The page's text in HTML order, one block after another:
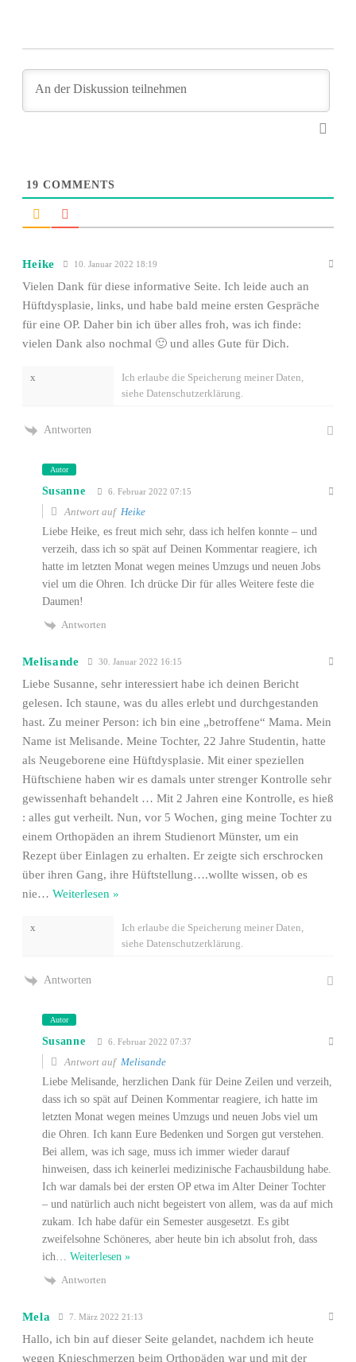
19 COMMENTS
Heike 10. Januar 2022 18:19
Vielen Dank für diese informative Seite. Ich leide auch an
Hüftdysplasie, links, und habe bald meine ersten Gespräche
für eine OP. Daher bin ich über alles froh, was ich finde:
vielen Dank also nochmal 🙂 und alles Gute für Dich.
x
Ich erlaube die Speicherung meiner Daten,
siehe Datenschutzerklärung.
Antworten
Autor
Susanne 6. Februar 2022 07:15
Antwort auf Heike
Liebe Heike, es freut mich sehr, dass ich helfen konnte – und
verzeih, dass ich so spät auf Deinen Kommentar reagiere, ich
hatte im letzten Monat wegen meines Umzugs und neuen Jobs
viel um die Ohren. Ich drücke Dir für alles Weitere feste die
Daumen!
Antworten
Melisande 30. Januar 2022 16:15
Liebe Susanne, sehr interessiert habe ich deinen Bericht
gelesen. Ich staune, was du alles erlebt und durchgestanden
hast. Zu meiner Person: ich bin eine „betroffene“ Mama. Mein
Name ist Melisande. Meine Tochter, 22 Jahre Studentin, hatte
als Neugeborene eine Hüftdysplasie. Mit einer speziellen
Hüftschiene haben wir es damals unter strenger Kontrolle sehr
gewissenhaft behandelt … Mit 2 Jahren eine Kontrolle, es hieß
: alles gut verheilt. Nun, vor 5 Wochen, ging meine Tochter zu
einem Orthopäden an ihrem Studienort Münster, um ein
Rezept über Einlagen zu erhalten. Er zeigte sich erschrocken
über ihren Gang, ihre Hüftstellung….wollte wissen, ob es
nie… Weiterlesen »
x
Ich erlaube die Speicherung meiner Daten,
siehe Datenschutzerklärung.
Antworten
Autor
Susanne 6. Februar 2022 07:37
Antwort auf Melisande
Liebe Melisande, herzlichen Dank für Deine Zeilen und verzeih,
dass ich so spät auf Deinen Kommentar reagiere, ich hatte im
letzten Monat wegen meines Umzugs und neuen Jobs viel um
die Ohren. Ich kann Eure Bedenken und Sorgen gut verstehen.
Bei allem, was ich sage, muss ich immer wieder darauf
hinweisen, dass ich keinerlei medizinische Fachausbildung habe.
Ich war damals bei der ersten OP etwa im Alter Deiner Tochter
– und natürlich auch nicht begeistert von allem, was da auf mich
zukam. Ich habe dafür ein Semester ausgesetzt. Es gibt
zweifelsohne Schöneres, aber heute bin ich absolut froh, dass
ich
Weiterlesen »
Antworten
Mela 7. März 2022 21:13
Hallo, ich bin auf dieser Seite gelandet, nachdem ich heute
wegen Knieschmerzen beim Orthopäden war und mit der